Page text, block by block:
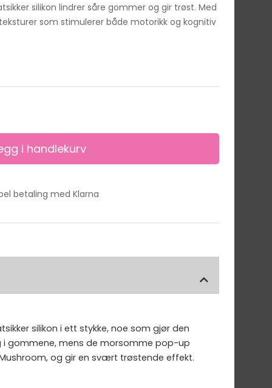
silikon lindrer såre gommer og gir trøst. Med
som stimulerer både motorikk og kognitiv
betaling med Klarna
silikon i ett stykke, noe som gjør den
i gommene, mens de morsomme pop-up
og gir en svært trøstende effekt.